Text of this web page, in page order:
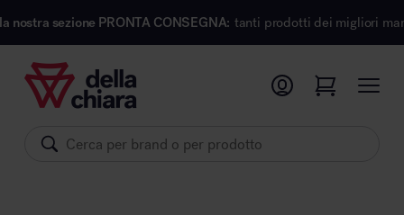
PRONTA CONSEGNA: tanti prodotti dei migliori marchi di
Prodotti
Ambienti
Brand